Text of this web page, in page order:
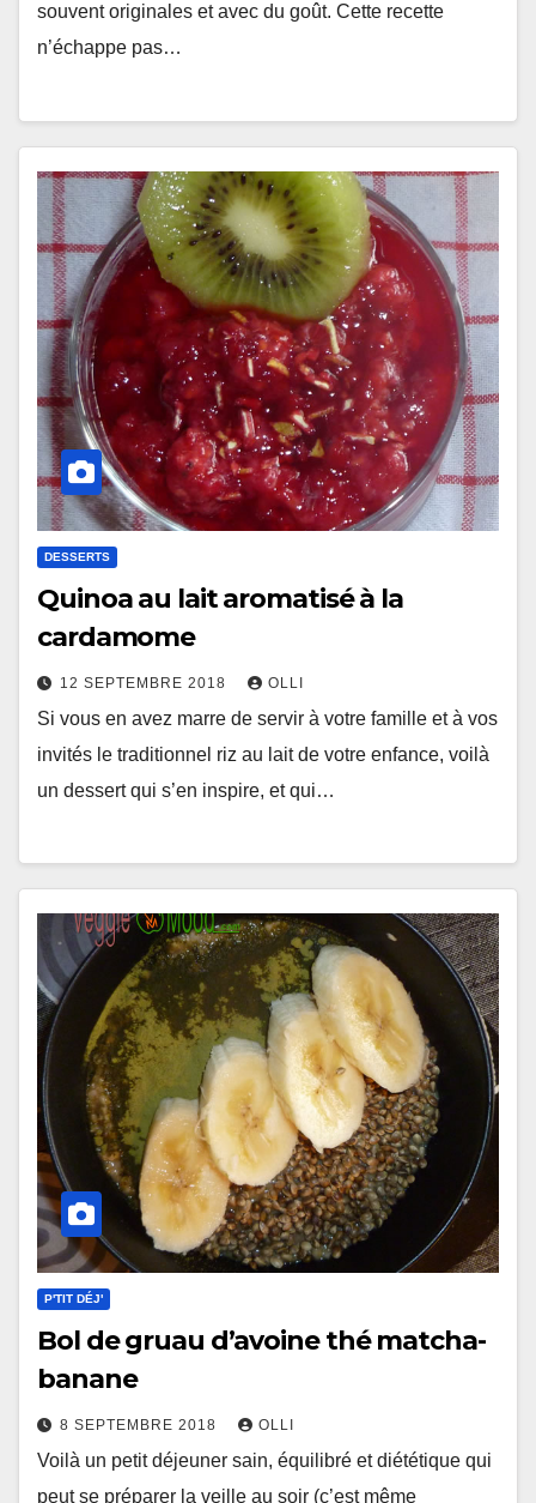
souvent originales et avec du goût. Cette recette
n’échappe pas…
DESSERTS
Quinoa au lait aromatisé à la
cardamome
12 SEPTEMBRE 2018 OLLI
Si vous en avez marre de servir à votre famille et à vos
invités le traditionnel riz au lait de votre enfance, voilà
un dessert qui s’en inspire, et qui…
P'TIT DÉJ'
Bol de gruau d’avoine thé matcha-
banane
8 SEPTEMBRE 2018 OLLI
Voilà un petit déjeuner sain, équilibré et diététique qui
peut se préparer la veille au soir (c’est même